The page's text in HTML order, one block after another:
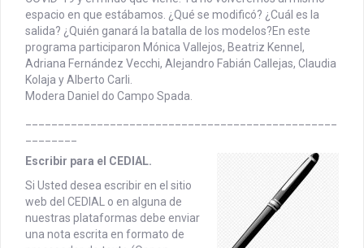
espacio en que estábamos. ¿Qué se modificó? ¿Cuál es la
salida? ¿Quién ganará la batalla de los modelos?En este
programa participaron Mónica Vallejos, Beatriz Kennel,
Adriana Fernández Vecchi, Alejandro Fabián Callejas, Claudia
Kolaja y Alberto Carli.
Modera Daniel do Campo Spada.
Escribir para el CEDIAL.
Si Usted desea escribir en el sitio
web del CEDIAL o en alguna de
nuestras plataformas debe enviar
una nota escrita en formato de